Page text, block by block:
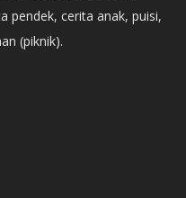
pendek, cerita anak, puisi,
(piknik).